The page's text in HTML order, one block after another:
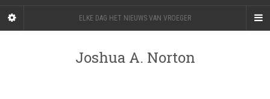
ELKE DAG HET NIEUWS VAN VROEGER
Joshua A. Norton